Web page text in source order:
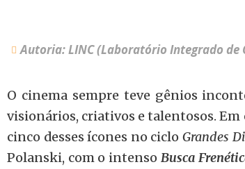
Autoria: LINC (Laboratório Integrado de
O cinema sempre teve gênios
visionários, criativos e talentosos.
cinco desses ícones no ciclo Grandes
Polanski, com o intenso Busca